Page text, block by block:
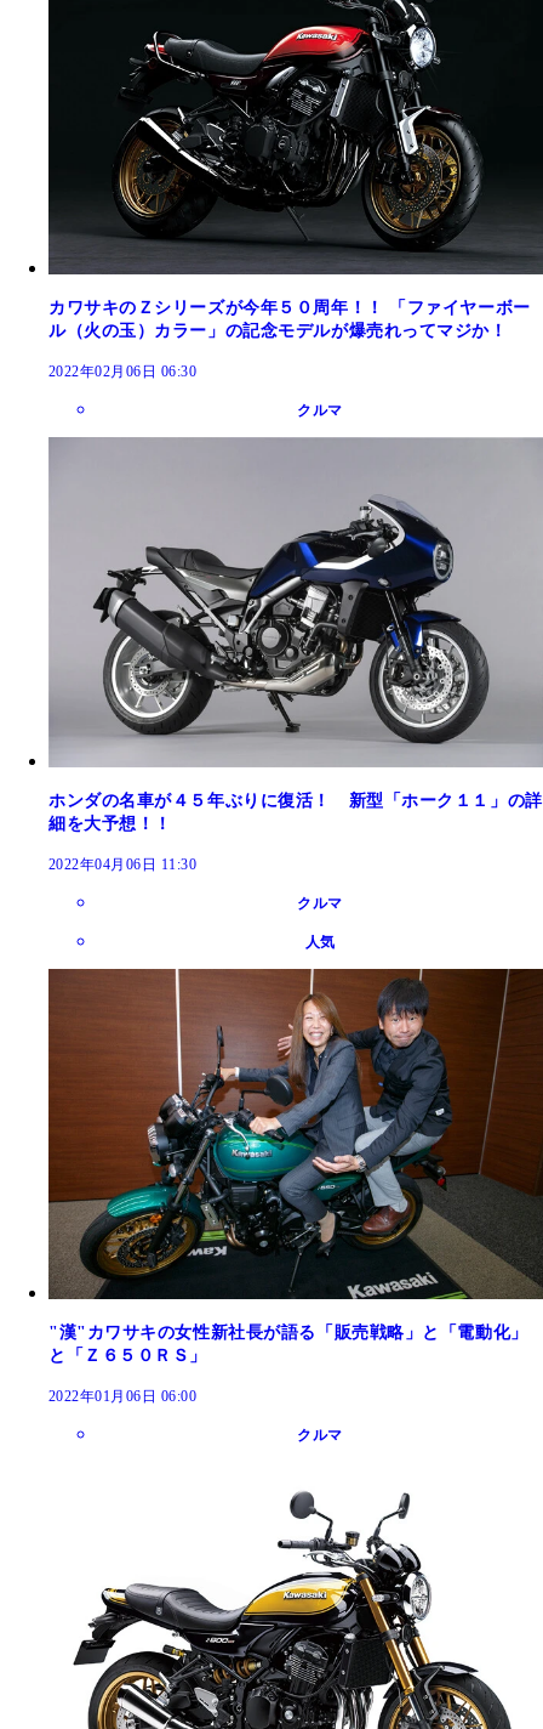
カワサキのＺシリーズが今年５０周年！！ 「ファイヤーボー
ル（火の玉）カラー」の記念モデルが爆売れってマジか！
2022年02月06日 06:30
クルマ
ホンダの名車が４５年ぶりに復活！ 新型「ホーク１１」の詳
細を大予想！！
2022年04月06日 11:30
クルマ
人気
"漢"カワサキの女性新社長が語る「販売戦略」と「電動化」
と「Ｚ６５０ＲＳ」
2022年01月06日 06:00
クルマ